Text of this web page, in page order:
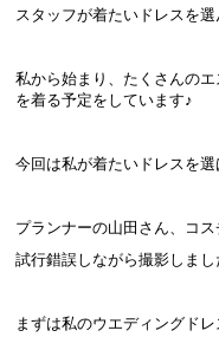
スタッフが着たいドレスを
私から始まり、たくさんの
を着る予定をしています♪
今回は私が着たいドレスを
プランナーの山田さん、コ
試行錯誤しながら撮影しまし
まずは私のウエディングドレ